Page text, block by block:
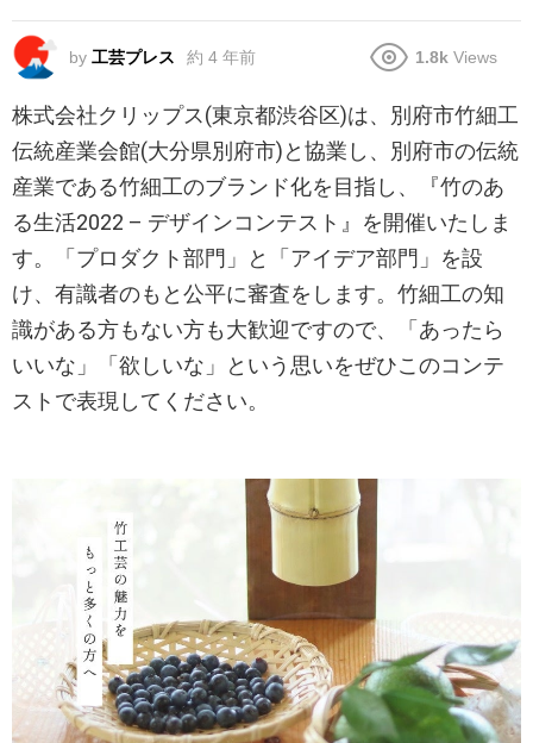
by 工芸プレス 約 4 年前 1.8k Views
株式会社クリップス(東京都渋谷区)は、別府市竹細工
伝統産業会館(大分県別府市)と協業し、別府市の伝統
産業である竹細工のブランド化を目指し、『竹のあ
る生活2022 – デザインコンテスト』を開催いたしま
す。「プロダクト部門」と「アイデア部門」を設
け、有識者のもと公平に審査をします。竹細工の知
識がある方もない方も大歓迎ですので、「あったら
いいな」「欲しいな」という思いをぜひこのコンテ
ストで表現してください。